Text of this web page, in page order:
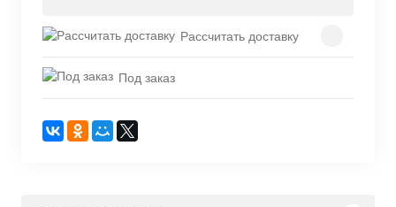
Рассчитать доставку
Под заказ